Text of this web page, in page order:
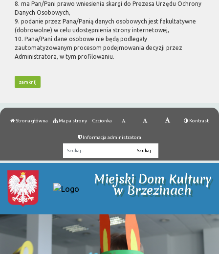
8. ma Pan/Pani prawo wniesienia skargi do Prezesa Urzędu Ochrony
Danych Osobowych,
9. podanie przez Pana/Panią danych osobowych jest fakultatywne
(dobrowolne) w celu udostępnienia strony internetowej,
10. Pana/Pani dane osobowe nie będą podlegały
zautomatyzowanym procesom podejmowania decyzji przez
Administratora, w tym profilowaniu.
zamknij
Strona główna Mapa strony Czcionka Kontrast
Informacja administratora
Miejski Dom Kultury
w Brzezinach